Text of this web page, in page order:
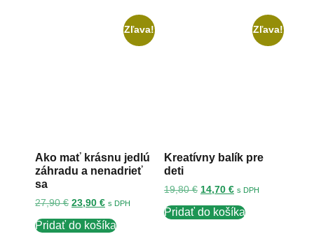
Zľava!
Ako mať krásnu jedlú
záhradu a nenadrieť
sa
27,90€ 23,90 € s DPH
Pridať do košíka
Zľava!
Kreatívny balík pre
deti
19,80€ 14,70 € s DPH
Pridať do košíka